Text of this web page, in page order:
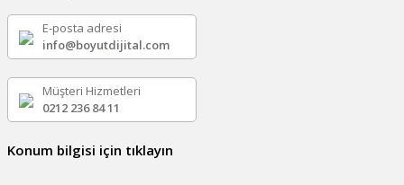
E-posta adresi
info@boyutdijital.com
Müşteri Hizmetleri
0212 236 84 11
Konum bilgisi için tıklayın